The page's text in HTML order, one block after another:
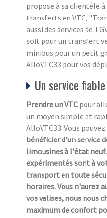
propose à sa clientèle à
transferts en VTC,
aussi des services de
soit pour un transfert
minibus pour un petit
AlloVTC33 pour vos
Un service
Prendre un VTC pour
un moyen simple et
AlloVTC33. Vous pouvez
bénéficier d'un service
limousines à l'état
expérimentés sont à
transport en toute
horaires. Vous n'aurez
vos valises, nous nous
maximum de confort